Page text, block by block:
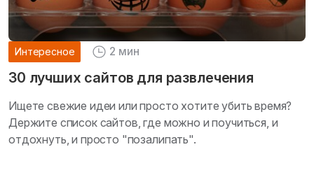
Интересное 2 мин
30 лучших сайтов для развлечения
Ищете свежие идеи или просто хотите убить время?
Держите список сайтов, где можно и поучиться, и
отдохнуть, и просто "позалипать".